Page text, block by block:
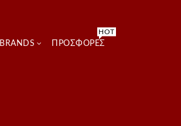
BRANDS ΠΡΟΣΦΟΡΈΣ
HOT